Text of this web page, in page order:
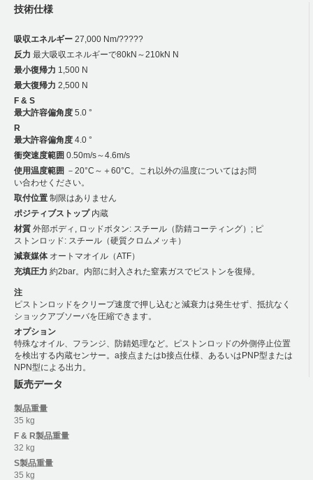
技術仕様
吸収エネルギー 27,000 Nm/?????
反力 最大吸収エネルギーで80kN～210kN N
最小復帰力 1,500 N
最大復帰力 2,500 N
F & S
最大許容偏角度 5.0 °
R
最大許容偏角度 4.0 °
衝突速度範囲 0.50m/s～4.6m/s
使用温度範囲 －20°C～＋60°C。これ以外の温度についてはお問
い合わせください。
取付位置 制限はありません
ポジティブストップ内蔵
材質 外部ボディ, ロッドボタン: スチール（防錆コーティング）; ピ
ストンロッド: スチール（硬質クロムメッキ）
減衰媒体オートマオイル（ATF）
充填圧力 約2bar。内部に封入された窒素ガスでピストンを復帰。
注
ピストンロッドをクリープ速度で押し込むと減衰力は発生せず、抵抗なく
ショックアブソーバを圧縮できます。
オプション
特殊なオイル、フランジ、防錆処理など。ピストンロッドの外側停止位置
を検出する内蔵センサー。a接点またはb接点仕様、あるいはPNP型または
NPN型による出力。
販売データ
製品重量
35 kg
F & R製品重量
32 kg
S製品重量
35 kg